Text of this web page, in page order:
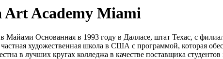
Art Academy Miami
в Майами Основанная в 1993 году в Далласе, штат Техас, с
художественная школа в США с программой, которая
в лучших кругах колледжа в качестве поставщика